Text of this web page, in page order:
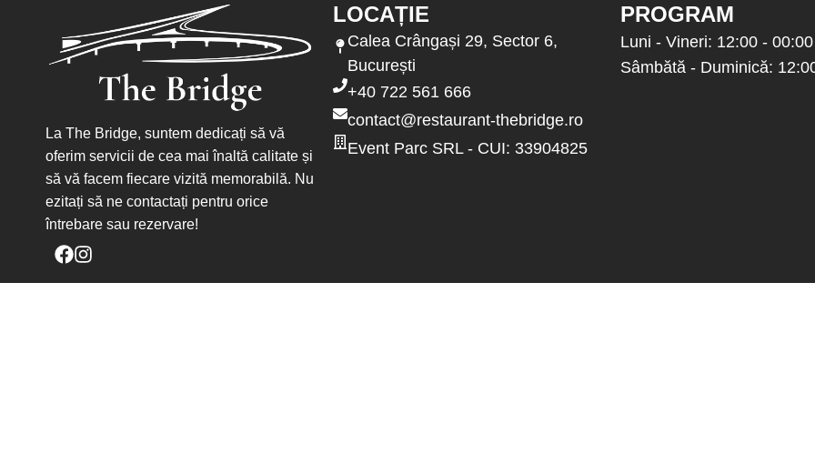
La The Bridge, suntem dedicați să vă
oferim servicii de cea mai înaltă calitate și
să vă facem fiecare vizită memorabilă. Nu
ezitați să ne contactați pentru orice
întrebare sau rezervare!
LOCAȚIE
Calea Crângași 29, Sector 6,
București
+40 722 561 666
contact@restaurant-thebridge.ro
Event Parc SRL - CUI: 33904825
PROGRAM
Luni - Vineri: 12:00 - 00:00
Sâmbătă - Duminică: